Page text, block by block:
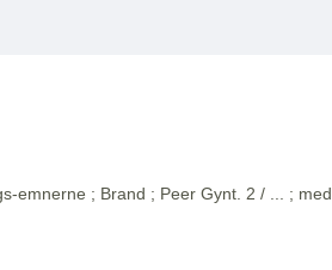
emnerne ; Brand ; Peer Gynt. 2 / ... ;